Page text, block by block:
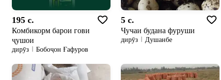
195 c.
Комбикорм барои гови
ҷушои
дирӯз Бобоҷон Ғафуров
5 c.
Чучаи будана фуруши
дирӯз Душанбе